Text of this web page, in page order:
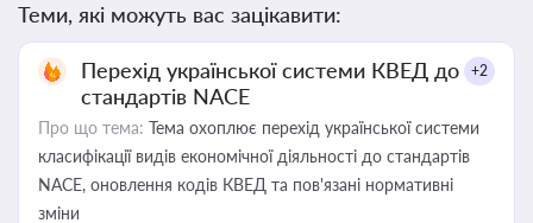
Теми, які можуть вас зацікавити:
Перехід української системи КВЕД до
стандартів NACE
+2
Про що тема: Тема охоплює перехід української системи
класифікації видів економічної діяльності до стандартів
NACE, оновлення кодів КВЕД та пов'язані нормативні
зміни